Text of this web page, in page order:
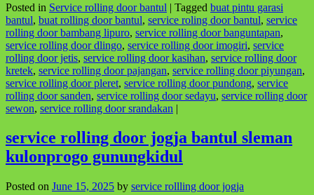
Posted in Service rolling door bantul | Tagged buat pintu garasi
bantul, buat rolling door bantul, service roling door bantul, service
rolling door bambang lipuro, service rolling door banguntapan,
service rolling door dlingo, service rolling door imogiri, service
rolling door jetis, service rolling door kasihan, service rolling door
kretek, service rolling door pajangan, service rolling door piyungan,
service rolling door pleret, service rolling door pundong, service
rolling door sanden, service rolling door sedayu, service rolling door
sewon, service rolling door srandakan |
service rolling door jogja bantul sleman
kulonprogo gunungkidul
Posted on June 15, 2025 by service rollling door jogja